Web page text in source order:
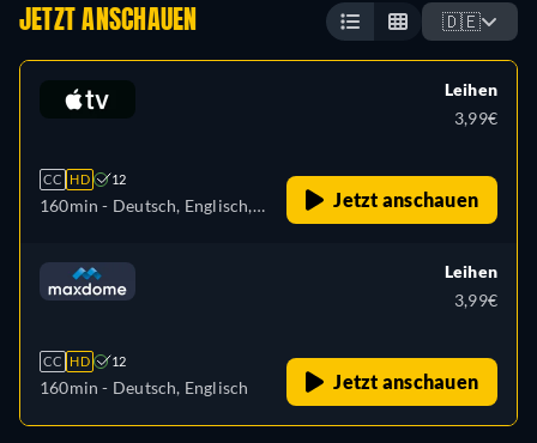
JETZT ANSCHAUEN 🇩🇪
CC HD 12
160min - Deutsch, Englisch,
Leihen
3,99€
Jetzt anschauen
CC HD 12
160min - Deutsch, Englisch
Leihen
3,99€
Jetzt anschauen